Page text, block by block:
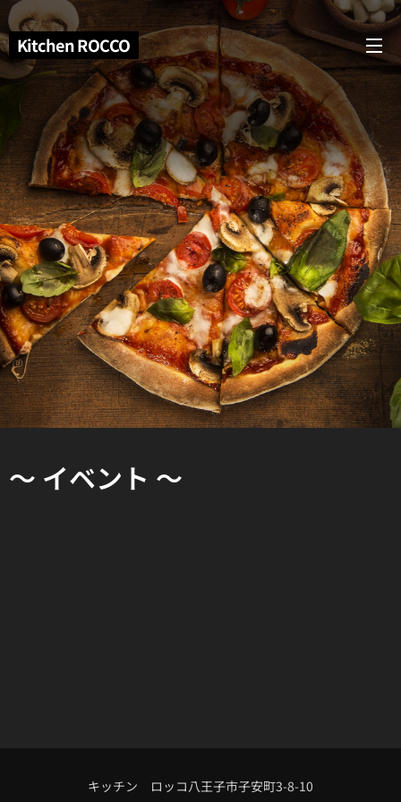
Kitchen ROCCO
～ イベント ～
キッチン ロッコ八王子市子安町3-8-10